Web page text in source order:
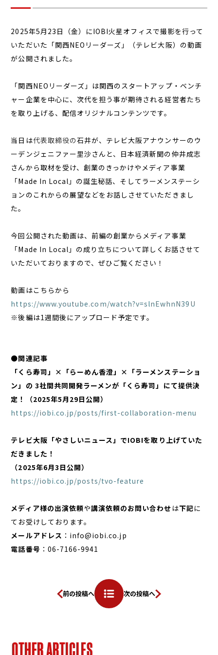
2025年5月23日（金）にIOBI火星オフィスで撮影を行って
いただいた「関西NEOリーダーズ」（テレビ大阪）の動画
が公開されました。
「関西NEOリーダーズ」は関西のスタートアップ・ベンチ
ャー企業を中心に、次代を担う事が期待される経営者たち
を取り上げる、配信オリジナルコンテンツです。
当日は代表取締役の石井が、テレビ大阪アナウンサーのウ
ーデンジェニファー里沙さんと、日本経済新聞の仲井成志
さんから取材を受け、創業のきっかけやメディア事業
「Made In Local」の誕生秘話、そしてラーメンステーシ
ョンのこれからの展望などをお話しさせていただきまし
た。
今回公開された動画は、前編の創業からメディア事業
「Made In Local」の成り立ちについて詳しくお話させて
いただいておりますので、ぜひご覧ください！
動画はこちらから
https://www.youtube.com/watch?v=slnEwhnN39U
※後編は1週間後にアップロード予定です。
⚫️関連記事
「くら寿司」×「らーめん香澄」×「ラーメンステーショ
ン」の 3社間共同開発ラーメンが「くら寿司」にて提供決
定！（2025年5月29日公開）
https://iobi.co.jp/posts/first-collaboration-menu
テレビ大阪「やさしいニュース」でIOBIを取り上げていた
だきました！
（2025年6月3日公開）
https://iobi.co.jp/posts/tvo-feature
メディア様の出演依頼や講演依頼のお問い合わせ は下記に
てお受けしております。
メールアドレス ：info@iobi.co.jp
電話番号 ：06-7166-9941
前の投稿へ 次の投稿へ
OTHERARTICLES